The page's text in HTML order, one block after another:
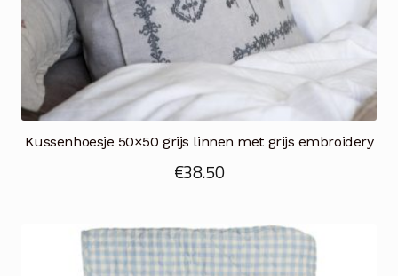
Kussenhoesje 50×50 grijs linnen met grijs embroidery
€38.50